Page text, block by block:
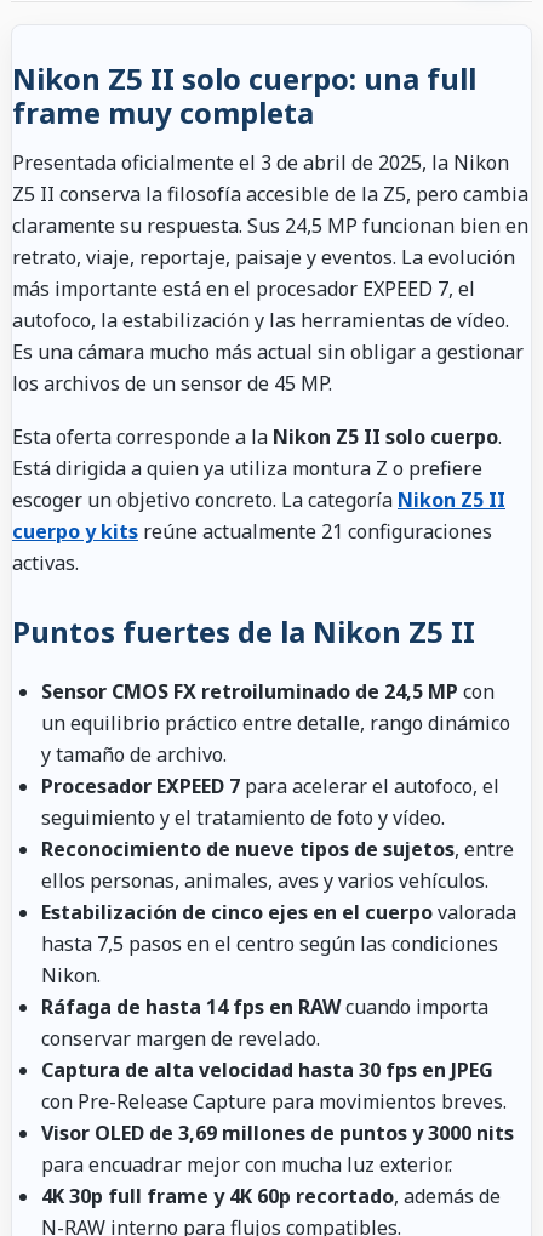
Nikon Z5 II solo cuerpo: una full
frame muy completa
Presentada oficialmente el 3 de abril de 2025, la Nikon
Z5 II conserva la filosofía accesible de la Z5, pero cambia
claramente su respuesta. Sus 24,5 MP funcionan bien en
retrato, viaje, reportaje, paisaje y eventos. La evolución
más importante está en el procesador EXPEED 7, el
autofoco, la estabilización y las herramientas de vídeo.
Es una cámara mucho más actual sin obligar a gestionar
los archivos de un sensor de 45 MP.
Esta oferta corresponde a la Nikon Z5 II solo cuerpo.
Está dirigida a quien ya utiliza montura Z o prefiere
escoger un objetivo concreto. La categoría Nikon Z5 II
cuerpo y kits reúne actualmente 21 configuraciones
activas.
Puntos fuertes de la Nikon Z5 II
Sensor CMOS FX retroiluminado de 24,5 MP con
un equilibrio práctico entre detalle, rango dinámico
y tamaño de archivo.
Procesador EXPEED 7 para acelerar el autofoco, el
seguimiento y el tratamiento de foto y vídeo.
Reconocimiento de nueve tipos de sujetos, entre
ellos personas, animales, aves y varios vehículos.
Estabilización de cinco ejes en el cuerpovalorada
hasta 7,5 pasos en el centro según las condiciones
Nikon.
Ráfaga de hasta 14 fps en RAWcuando importa
conservar margen de revelado.
Captura de alta velocidad hasta 30 fps en JPEG
con Pre-Release Capture para movimientos breves.
Visor OLED de 3,69 millones de puntos y 3000 nits
para encuadrar mejor con mucha luz exterior.
4K 30p full frame y 4K 60p recortado, además de
N-RAW interno para flujos compatibles.